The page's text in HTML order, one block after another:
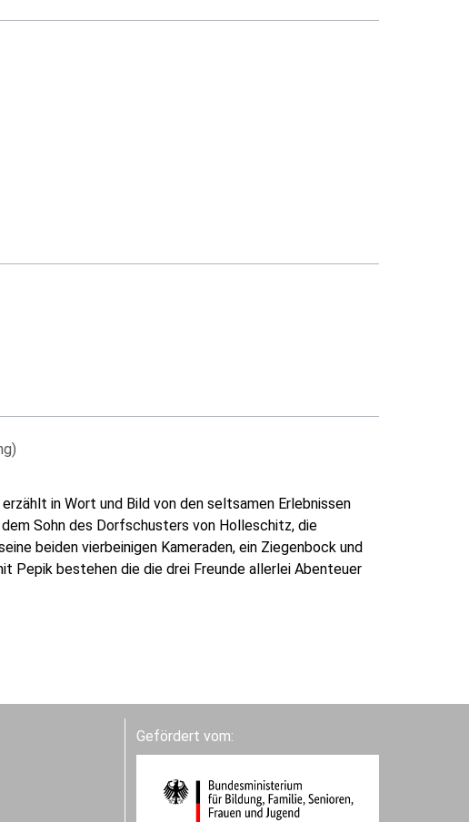
in Wort und Bild von den seltsamen Erlebnissen
Sohn des Dorfschusters von Holleschitz, die
beiden vierbeinigen Kameraden, ein Ziegenbock und
Pepik bestehen die die drei Freunde allerlei Abenteuer
Gefördert vom: